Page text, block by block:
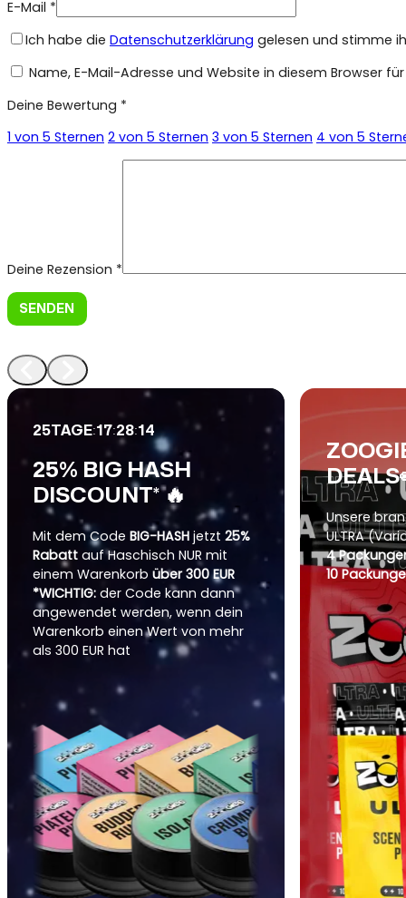
E-Mail *
Ich habe die Datenschutzerklärung gelesen und stimme
Name, E-Mail-Adresse und Website in diesem Browser
Deine Bewertung *
1 von 5 Sternen 2 von 5 Sternen 3 von 5 Sternen 4 von 5
Deine Rezension *
25TAGE:17:28:12
25% BIG HASH
DISCOUNT* 🔥
Mit dem CodeBIG-HASHjetzt25%
Rabatt auf Haschisch NUR mit
einem Warenkorbüber 300 EUR
*WICHTIG: der Code kann dann
angewendet werden, wenn dein
Warenkorb einen Wert von mehr
als 300 EUR hat
Unsere
ULTRA
4
10